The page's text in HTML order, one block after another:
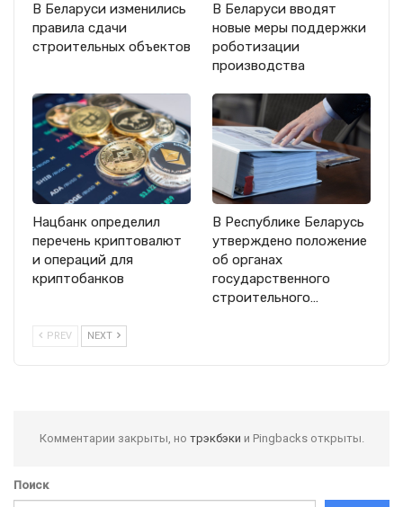
В Беларуси изменились
правила сдачи
строительных объектов
В Беларуси вводят
новые меры поддержки
роботизации
производства
Нацбанк определил
перечень криптовалют
и операций для
криптобанков
В Республике Беларусь
утверждено положение
об органах
государственного
строительного…
PREV NEXT
Комментарии закрыты, но трэкбэки и Pingbacks открыты.
Поиск